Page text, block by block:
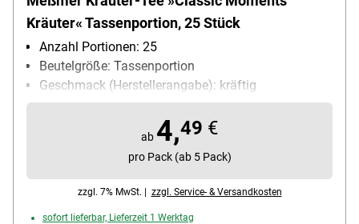
Kräuter« Tassenportion, 25 Stück
Anzahl Portionen: 25
Beutelgröße: Tassenportion
Geschmack (Herstellerangabe): kräftig
Kuvert: Papierkuvert
Ziehzeit: 5 bis 6 min
ab 4,49 €
pro Pack (ab 5 Pack)
zzgl. 7% MwSt. | zzgl. Service- & Versandkosten
sofort lieferbar, Lieferzeit 1 Werktag